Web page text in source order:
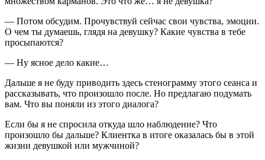
— Потом обсудим. Прочувствуй сейчас свои чувства, эмоции.
О чем ты думаешь, глядя на девушку? Какие чувства в тебе
просыпаются?
— Ну ясное дело какие…
Дальше я не буду приводить здесь стенограмму этого сеанса и
рассказывать, что произошло после. Но предлагаю подумать
вам. Что вы поняли из этого диалога?
Если бы я не спросила откуда шло наблюдение? Что
произошло бы дальше? Клиентка в итоге оказалась бы в этой
жизни девушкой или мужчиной?